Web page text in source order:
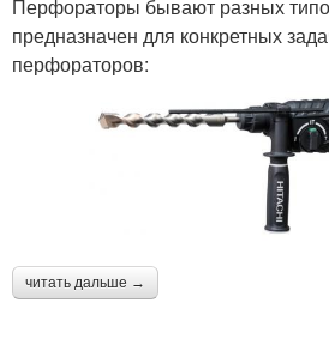
Перфораторы бывают разных
предназначен для конкретных
перфораторов:
читать дальше →